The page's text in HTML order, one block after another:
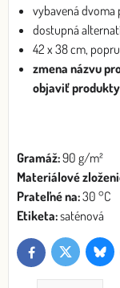
vybavená dvoma
dostupná
42 x 38 cm,
zmena názvu
objaviť
Gramáž:90 g/m²
Materiálové
Prateľné na:30 °C
Etiketa:saténová
FacebookTwitter